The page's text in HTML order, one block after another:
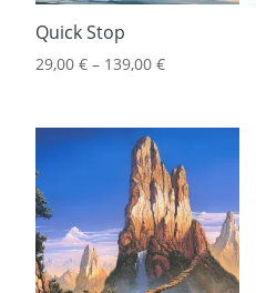
Quick Stop
29,00 € – 139,00 €